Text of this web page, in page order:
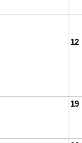
12
19